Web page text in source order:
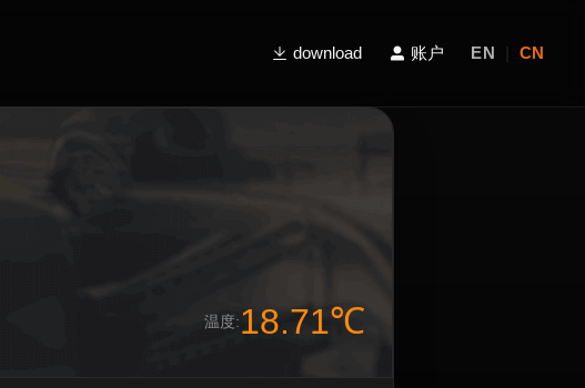
download 账户 EN CN
温度:18.71℃